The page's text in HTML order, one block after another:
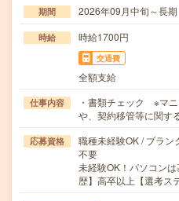
期間 2026年09月中旬～長
時給 時給1700円
交通費
全額支給
仕事内容
・書類チェック ※マ
や、契約移管等に関す
応募資格
職種未経験OK / ブラン
不要
未経験OK！パソコン
歴】高卒以上【選考ス